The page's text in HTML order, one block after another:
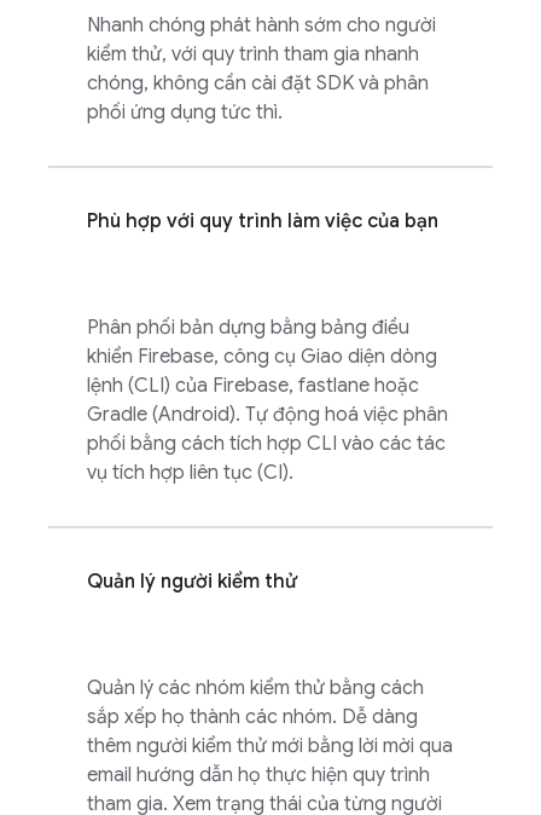
Nhanh chóng phát hành sớm cho người
kiểm thử, với quy trình tham gia nhanh
chóng, không cần cài đặt SDK và phân
phối ứng dụng tức thì.
Phù hợp với quy trình làm việc của bạn
Phân phối bản dựng bằng bảng điều
khiển Firebase, công cụ Giao diện dòng
lệnh (CLI) của Firebase, fastlane hoặc
Gradle (Android). Tự động hoá việc phân
phối bằng cách tích hợp CLI vào các tác
vụ tích hợp liên tục (CI).
Quản lý người kiểm thử
Quản lý các nhóm kiểm thử bằng cách
sắp xếp họ thành các nhóm. Dễ dàng
thêm người kiểm thử mới bằng lời mời qua
email hướng dẫn họ thực hiện quy trình
tham gia. Xem trạng thái của từng người